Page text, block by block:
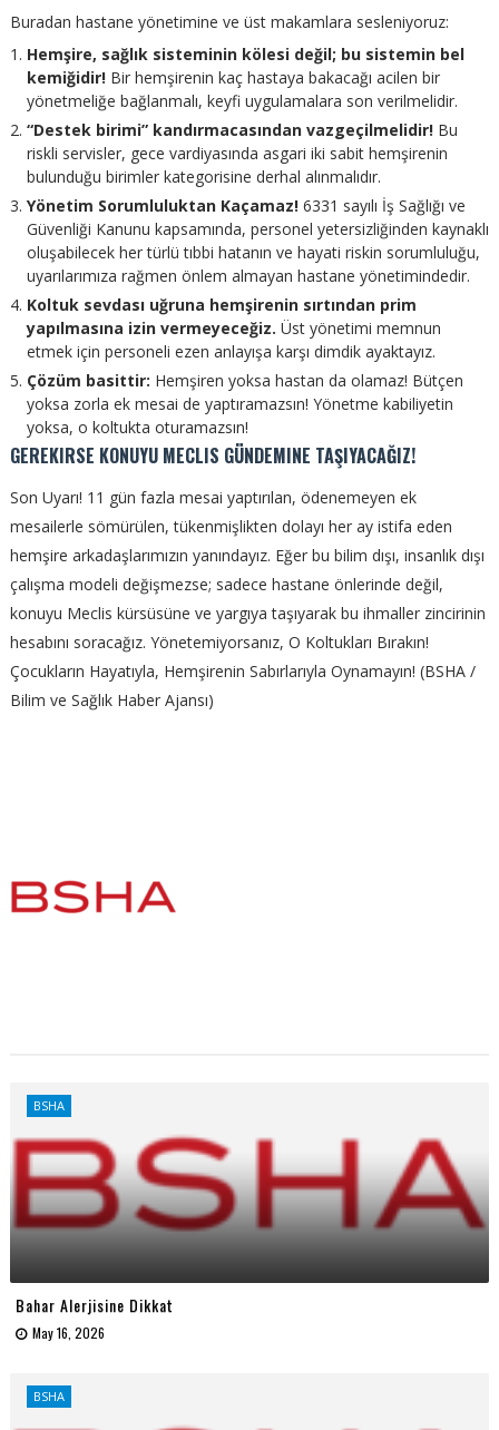
Buradan hastane yönetimine ve üst makamlara sesleniyoruz:
Hemşire, sağlık sisteminin kölesi değil; bu sistemin bel
kemiğidir!Bir hemşirenin kaç hastaya bakacağı acilen bir
yönetmeliğe bağlanmalı, keyfi uygulamalara son verilmelidir.
“Destek birimi” kandırmacasından vazgeçilmelidir!Bu
riskli servisler, gece vardiyasında asgari iki sabit hemşirenin
bulunduğu birimler kategorisine derhal alınmalıdır.
Yönetim Sorumluluktan Kaçamaz!6331 sayılı İş Sağlığı ve
Güvenliği Kanunu kapsamında, personel yetersizliğinden kaynaklı
oluşabilecek her türlü tıbbi hatanın ve hayati riskin sorumluluğu,
uyarılarımıza rağmen önlem almayan hastane yönetimindedir.
Koltuk sevdası uğruna hemşirenin sırtından prim
yapılmasına izin vermeyeceğiz. Üst yönetimi memnun
etmek için personeli ezen anlayışa karşı dimdik ayaktayız.
Çözüm basittir: Hemşiren yoksa hastan da olamaz! Bütçen
yoksa zorla ek mesai de yaptıramazsın! Yönetme kabiliyetin
yoksa, o koltukta oturamazsın!
GEREKIRSE KONUYU MECLIS GÜNDEMINE TAŞIYACAĞIZ!
Son Uyarı! 11 gün fazla mesai yaptırılan, ödenemeyen ek
mesailerle sömürülen, tükenmişlikten dolayı her ay istifa eden
hemşire arkadaşlarımızın yanındayız. Eğer bu bilim dışı, insanlık dışı
çalışma modeli değişmezse; sadece hastane önlerinde değil,
konuyu Meclis kürsüsüne ve yargıya taşıyarak bu ihmaller zincirinin
hesabını soracağız. Yönetemiyorsanız, O Koltukları Bırakın!
Çocukların Hayatıyla, Hemşirenin Sabırlarıyla Oynamayın! (BSHA /
Bilim ve Sağlık Haber Ajansı)
BSHA
Bahar Alerjisine Dikkat
May 16, 2026
BSHA